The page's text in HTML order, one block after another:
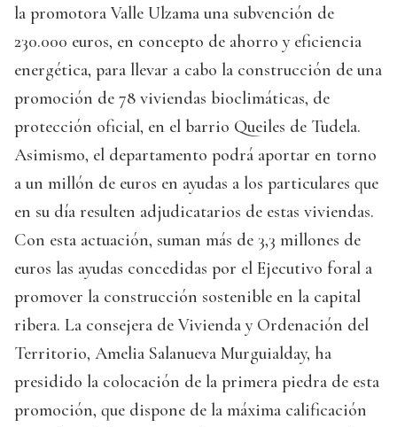
la promotora Valle Ulzama una subvención de
230.000 euros, en concepto de ahorro y eficiencia
energética, para llevar a cabo la construcción de una
promoción de 78 viviendas bioclimáticas, de
protección oficial, en el barrio Queiles de Tudela.
Asimismo, el departamento podrá aportar en torno
a un millón de euros en ayudas a los particulares que
en su día resulten adjudicatarios de estas viviendas.
Con esta actuación, suman más de 3,3 millones de
euros las ayudas concedidas por el Ejecutivo foral a
promover la construcción sostenible en la capital
ribera. La consejera de Vivienda y Ordenación del
Territorio, Amelia Salanueva Murguialday, ha
presidido la colocación de la primera piedra de esta
promoción, que dispone de la máxima calificación